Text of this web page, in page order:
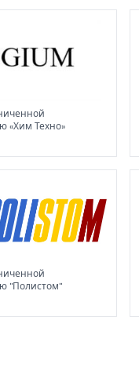
«Хим Техно»
"Полистом"